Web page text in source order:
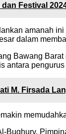
Festival
amanah
dalam
Bawang
antara
M. Firsada
Bughury,